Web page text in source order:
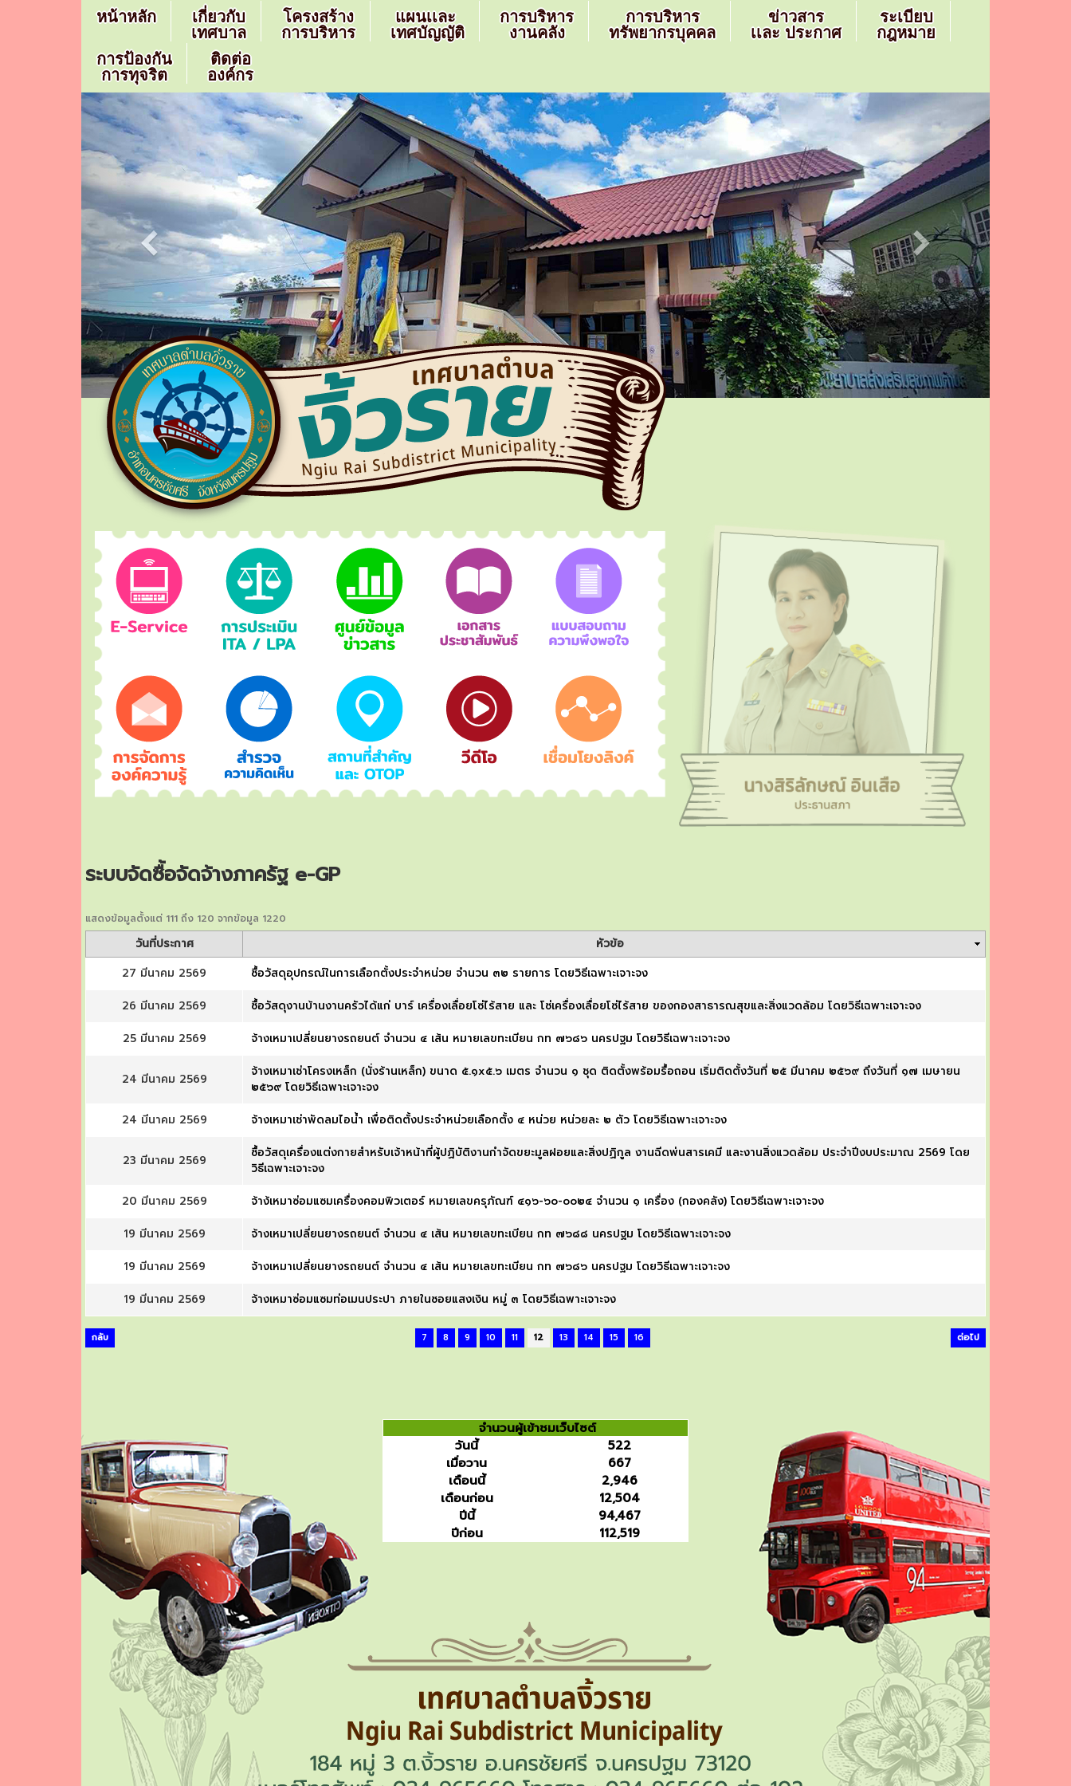
หน้าหลัก
เกี่ยวกับ
เทศบาล
โครงสร้าง
การบริหาร
แผนเเละ
เทศบัญญัติ
การบริหาร
งานคลัง
การบริหาร
ทรัพยากรบุคคล
ข่าวสาร
เเละ ประกาศ
ระเบียบ
กฎหมาย
การป้องกัน
การทุจริต
ติดต่อ
องค์กร
ระบบจัดซื้อจัดจ้างภาครัฐ e-GP
แสดงข้อมูลตั้งแต่ 111 ถึง 120 จากข้อมูล 1220
วันที่ประกาศ
หัวข้อ
27 มีนาคม 2569
ซื้อวัสดุอุปกรณ์ในการเลือกตั้งประจำหน่วย จำนวน ๓๒ รายการ โดยวิธีเฉพาะเจาะจง
26 มีนาคม 2569
ซื้อวัสดุงานบ้านงานครัวได้แก่ บาร์ เครื่องเลื่อยโซ่ไร้สาย และ โซ่เครื่องเลื่อยโซ่ไร้สาย ของกองสาธารณสุขและสิ่งแวดล้อม โดยวิธีเฉพาะเจาะจง
25 มีนาคม 2569
จ้างเหมาเปลี่ยนยางรถยนต์ จำนวน ๔ เส้น หมายเลขทะเบียน กท ๗๖๘๖ นครปฐม โดยวิธีเฉพาะเจาะจง
24 มีนาคม 2569
จ้างเหมาเช่าโครงเหล็ก (นั่งร้านเหล็ก) ขนาด ๕.๑x๕.๖ เมตร จำนวน ๑ ชุด ติดตั้งพร้อมรื้อถอน เริ่มติดตั้งวันที่ ๒๕ มีนาคม ๒๕๖๙ ถึงวันที่ ๑๗ เมษายน
๒๕๖๙ โดยวิธีเฉพาะเจาะจง
24 มีนาคม 2569
จ้างเหมาเช่าพัดลมไอน้ำ เพื่อติดตั้งประจำหน่วยเลือกตั้ง ๔ หน่วย หน่วยละ ๒ ตัว โดยวิธีเฉพาะเจาะจง
23 มีนาคม 2569
ซื้อวัสดุเครื่องแต่งกายสำหรับเจ้าหน้าที่ผู้ปฏิบัติงานกำจัดขยะมูลฝอยและสิ่งปฏิกูล งานฉีดพ่นสารเคมี และงานสิ่งแวดล้อม ประจำปีงบประมาณ 2569 โดย
วิธีเฉพาะเจาะจง
20 มีนาคม 2569
จ้าง้เหมาซ่อมแซมเครื่องคอมพิวเตอร์ หมายเลขครุภัณฑ์ ๔๑๖-๖๐-๐๐๒๔ จำนวน ๑ เครื่อง (กองคลัง) โดยวิธีเฉพาะเจาะจง
19 มีนาคม 2569
จ้างเหมาเปลี่ยนยางรถยนต์ จำนวน ๔ เส้น หมายเลขทะเบียน กท ๗๖๘๘ นครปฐม โดยวิธีเฉพาะเจาะจง
19 มีนาคม 2569
จ้างเหมาเปลี่ยนยางรถยนต์ จำนวน ๔ เส้น หมายเลขทะเบียน กท ๗๖๘๖ นครปฐม โดยวิธีเฉพาะเจาะจง
19 มีนาคม 2569
จ้างเหมาซ่อมแซมท่อเมนประปา ภายในซอยแสงเงิน หมู่ ๓ โดยวิธีเฉพาะเจาะจง
กลับ 7 8 9 10 11 12 13 14 15 16 ต่อไป
จำนวนผู้เข้าชมเว็บไซต์
วันนี้
522
เมื่อวาน
667
เดือนนี้
2,946
เดือนก่อน
12,504
ปีนี้
94,467
ปีก่อน
112,519